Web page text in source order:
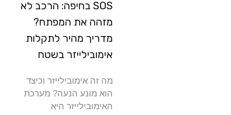
SOS בחיפה: הרכב לא
מזהה את המפתח?
מדריך מהיר לתקלות
אימובילייזר בשטח
מה זה אימובילייזר וכיצד
הוא מונע הנעה? מערכת
האימובילייזר היא